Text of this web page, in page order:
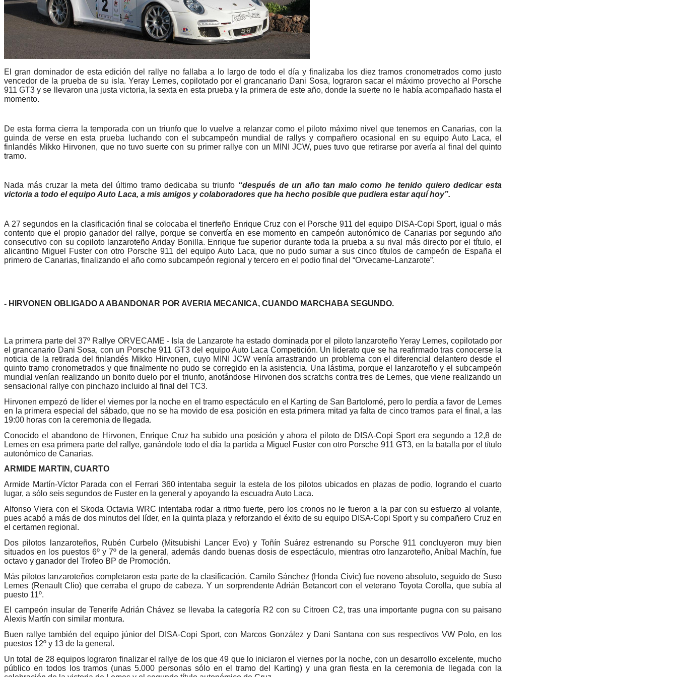
El gran dominador de esta edición del rallye no fallaba a lo largo de todo el día y finalizaba los diez tramos cronometrados como justo
vencedor de la prueba de su isla. Yeray Lemes, copilotado por el grancanario Dani Sosa, lograron sacar el máximo provecho al Porsche
911 GT3 y se llevaron una justa victoria, la sexta en esta prueba y la primera de este año, donde la suerte no le había acompañado hasta el
momento.
De esta forma cierra la temporada con un triunfo que lo vuelve a relanzar como el piloto máximo nivel que tenemos en Canarias, con la
guinda de verse en esta prueba luchando con el subcampeón mundial de rallys y compañero ocasional en su equipo Auto Laca, el
finlandés Mikko Hirvonen, que no tuvo suerte con su primer rallye con un MINI JCW, pues tuvo que retirarse por avería al final del quinto
tramo.
Nada más cruzar la meta del último tramo dedicaba su triunfo “después de un año tan malo como he tenido quiero dedicar esta
victoria a todo el equipo Auto Laca, a mis amigos y colaboradores que ha hecho posible que pudiera estar aquí hoy”.
A 27 segundos en la clasificación final se colocaba el tinerfeño Enrique Cruz con el Porsche 911 del equipo DISA-Copi Sport, igual o más
contento que el propio ganador del rallye, porque se convertía en ese momento en campeón autonómico de Canarias por segundo año
consecutivo con su copiloto lanzaroteño Ariday Bonilla. Enrique fue superior durante toda la prueba a su rival más directo por el título, el
alicantino Miguel Fuster con otro Porsche 911 del equipo Auto Laca, que no pudo sumar a sus cinco títulos de campeón de España el
primero de Canarias, finalizando el año como subcampeón regional y tercero en el podio final del “Orvecame-Lanzarote”.
- HIRVONEN OBLIGADO A ABANDONAR POR AVERIA MECANICA, CUANDO MARCHABA SEGUNDO.
La primera parte del 37º Rallye ORVECAME - Isla de Lanzarote ha estado dominada por el piloto lanzaroteño Yeray Lemes, copilotado por
el grancanario Dani Sosa, con un Porsche 911 GT3 del equipo Auto Laca Competición. Un liderato que se ha reafirmado tras conocerse la
noticia de la retirada del finlandés Mikko Hirvonen, cuyo MINI JCW venía arrastrando un problema con el diferencial delantero desde el
quinto tramo cronometrados y que finalmente no pudo se corregido en la asistencia. Una lástima, porque el lanzaroteño y el subcampeón
mundial venían realizando un bonito duelo por el triunfo, anotándose Hirvonen dos scratchs contra tres de Lemes, que viene realizando un
sensacional rallye con pinchazo incluido al final del TC3.
Hirvonen empezó de líder el viernes por la noche en el tramo espectáculo en el Karting de San Bartolomé, pero lo perdía a favor de Lemes
en la primera especial del sábado, que no se ha movido de esa posición en esta primera mitad ya falta de cinco tramos para el final, a las
19:00 horas con la ceremonia de llegada.
Conocido el abandono de Hirvonen, Enrique Cruz ha subido una posición y ahora el piloto de DISA-Copi Sport era segundo a 12,8 de
Lemes en esa primera parte del rallye, ganándole todo el día la partida a Miguel Fuster con otro Porsche 911 GT3, en la batalla por el título
autonómico de Canarias.
ARMIDE MARTIN, CUARTO
Armide Martín-Víctor Parada con el Ferrari 360 intentaba seguir la estela de los pilotos ubicados en plazas de podio, logrando el cuarto
lugar, a sólo seis segundos de Fuster en la general y apoyando la escuadra Auto Laca.
Alfonso Viera con el Skoda Octavia WRC intentaba rodar a ritmo fuerte, pero los cronos no le fueron a la par con su esfuerzo al volante,
pues acabó a más de dos minutos del líder, en la quinta plaza y reforzando el éxito de su equipo DISA-Copi Sport y su compañero Cruz en
el certamen regional.
Dos pilotos lanzaroteños, Rubén Curbelo (Mitsubishi Lancer Evo) y Toñín Suárez estrenando su Porsche 911 concluyeron muy bien
situados en los puestos 6º y 7º de la general, además dando buenas dosis de espectáculo, mientras otro lanzaroteño, Aníbal Machín, fue
octavo y ganador del Trofeo BP de Promoción.
Más pilotos lanzaroteños completaron esta parte de la clasificación. Camilo Sánchez (Honda Civic) fue noveno absoluto, seguido de Suso
Lemes (Renault Clio) que cerraba el grupo de cabeza. Y un sorprendente Adrián Betancort con el veterano Toyota Corolla, que subía al
puesto 11º.
El campeón insular de Tenerife Adrián Chávez se llevaba la categoría R2 con su Citroen C2, tras una importante pugna con su paisano
Alexis Martín con similar montura.
Buen rallye también del equipo júnior del DISA-Copi Sport, con Marcos González y Dani Santana con sus respectivos VW Polo, en los
puestos 12º y 13 de la general.
Un total de 28 equipos lograron finalizar el rallye de los que 49 que lo iniciaron el viernes por la noche, con un desarrollo excelente, mucho
público en todos los tramos (unas 5.000 personas sólo en el tramo del Karting) y una gran fiesta en la ceremonia de llegada con la